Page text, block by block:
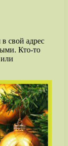
свой адрес
Кто-то